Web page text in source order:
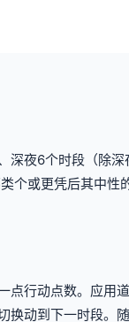
夜6个时段（除深
个或更凭后其中性
点行动点数。 应用
换动到下一时段。